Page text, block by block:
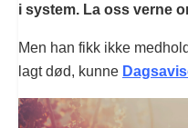
i system. La oss verne
Men han fikk ikke
lagt død, kunne